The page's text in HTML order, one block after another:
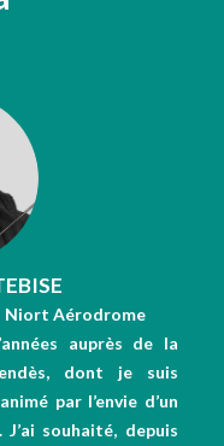
Niort Aérodrome
auprès de la
dont je suis
par l’envie d’un
souhaité, depuis